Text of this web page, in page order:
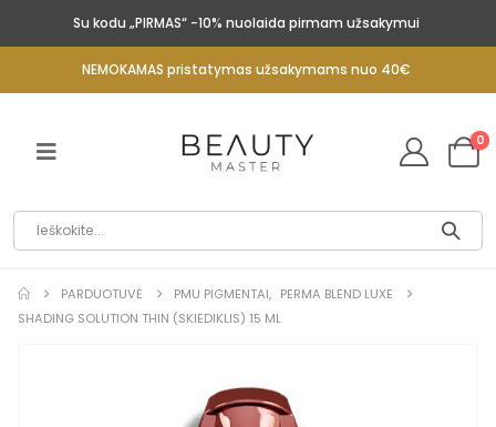
Su kodu „PIRMAS“ -10% nuolaida pirmam užsakymui
NEMOKAMAS pristatymas užsakymams nuo 40€
0
PARDUOTUVĖ PMU PIGMENTAI, PERMA BLEND LUXE
SHADING SOLUTION THIN (SKIEDIKLIS) 15 ML